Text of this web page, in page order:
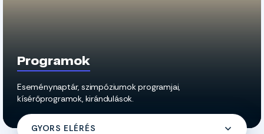
Programok
Eseménynaptár, szimpóziumok programjai,
kísérőprogramok, kirándulások.
GYORS ELÉRÉS